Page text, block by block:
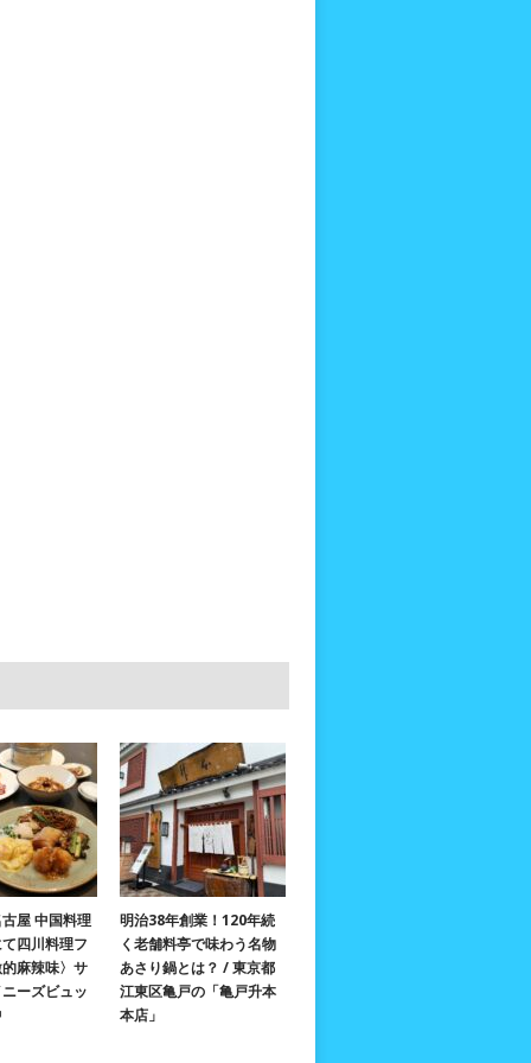
屋 中国料理
四川料理フ
麻辣味〉サ
ーズビュッ
明治38年創業！120年続
く老舗料亭で味わう名物
あさり鍋とは？ / 東京都
江東区亀戸の「亀戸升本
本店」